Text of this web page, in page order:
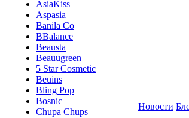
AsiaKiss
Aspasia
Banila Co
BBalance
Beausta
Beauugreen
5 Star Cosmetic
Beuins
Bling Pop
Bosnic
Chupa Chups
Новости